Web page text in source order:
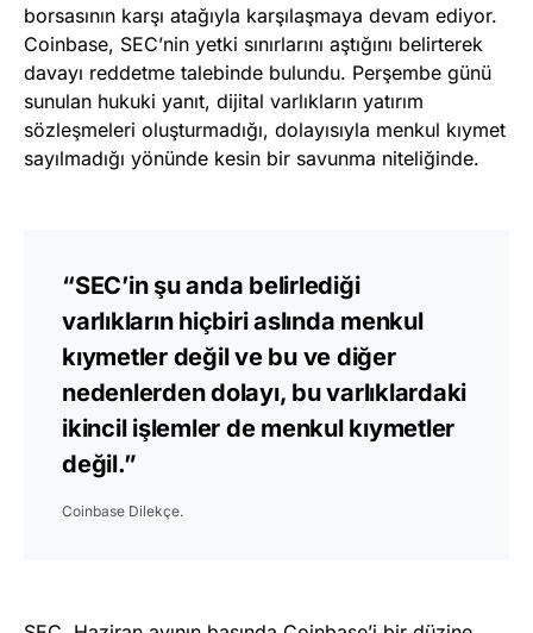
borsasının karşı atağıyla karşılaşmaya devam ediyor.
Coinbase, SEC’nin yetki sınırlarını aştığını belirterek
davayı reddetme talebinde bulundu. Perşembe günü
sunulan hukuki yanıt, dijital varlıkların yatırım
sözleşmeleri oluşturmadığı, dolayısıyla menkul kıymet
sayılmadığı yönünde kesin bir savunma niteliğinde.
“SEC’in şu anda belirlediği
varlıkların hiçbiri aslında menkul
kıymetler değil ve bu ve diğer
nedenlerden dolayı, bu varlıklardaki
ikincil işlemler de menkul kıymetler
değil.”
Coinbase Dilekçe.